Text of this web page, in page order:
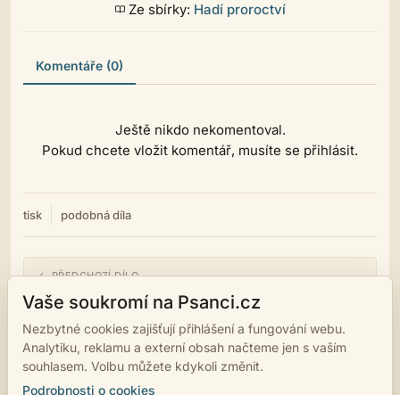
Ze sbírky: Hadí proroctví
Komentáře (0)
Ještě nikdo nekomentoval.
Pokud chcete vložit komentář, musíte se přihlásit.
tisk podobná díla
← PŘEDCHOZÍ DÍLO
Hadí proroctví
NÁSLEDUJÍCÍ DÍLO →
Hadí proroctví
Vaše soukromí na Psanci.cz
Nezbytné cookies zajišťují přihlášení a fungování webu.
Analytiku, reklamu a externí obsah načteme jen s vaším
souhlasem. Volbu můžete kdykoli změnit.
Podrobnosti o cookies